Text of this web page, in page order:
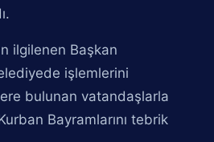
ilgilenen Başkan
işlemlerini
bulunan vatandaşlarla
Bayramlarını tebrik